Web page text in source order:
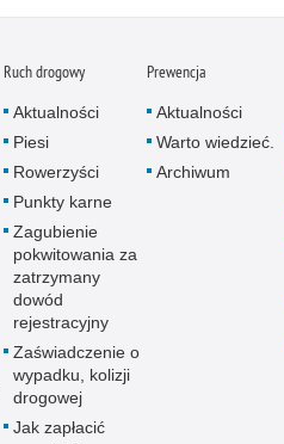
Ruch drogowy
Aktualności
Piesi
Rowerzyści
Punkty karne
Zagubienie
pokwitowania za
zatrzymany
dowód
rejestracyjny
Zaświadczenie o
wypadku, kolizji
drogowej
Jak zapłacić
Prewencja
Aktualności
Warto wiedzieć.
Archiwum